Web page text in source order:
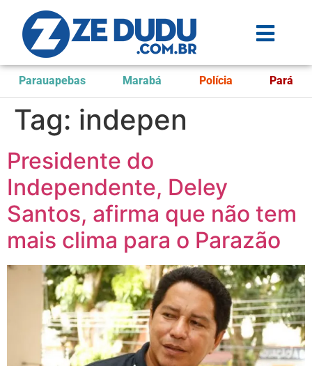
Parauapebas Marabá Polícia Pará
Tag: indepen
Presidente do
Independente, Deley
Santos, afirma que não tem
mais clima para o Parazão